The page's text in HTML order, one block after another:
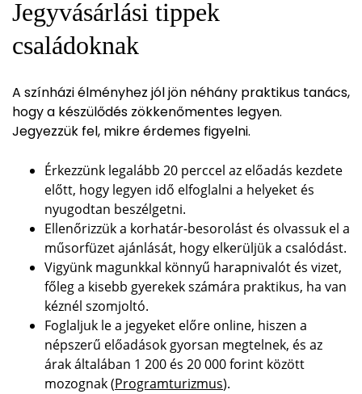
Jegyvásárlási tippek
családoknak
A színházi élményhez jól jön néhány praktikus tanács,
hogy a készülődés zökkenőmentes legyen.
Jegyezzük fel, mikre érdemes figyelni.
Érkezzünk legalább 20 perccel az előadás kezdete
előtt, hogy legyen idő elfoglalni a helyeket és
nyugodtan beszélgetni.
Ellenőrizzük a korhatár-besorolást és olvassuk el a
műsorfüzet ajánlását, hogy elkerüljük a csalódást.
Vigyünk magunkkal könnyű harapnivalót és vizet,
főleg a kisebb gyerekek számára praktikus, ha van
kéznél szomjoltó.
Foglaljuk le a jegyeket előre online, hiszen a
népszerű előadások gyorsan megtelnek, és az
árak általában 1 200 és 20 000 forint között
mozognak (Programturizmus).